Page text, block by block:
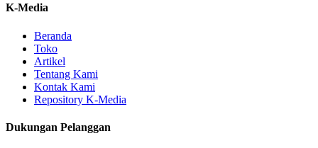
K-Media
Beranda
Toko
Artikel
Tentang Kami
Kontak Kami
Repository K-Media
Dukungan Pelanggan